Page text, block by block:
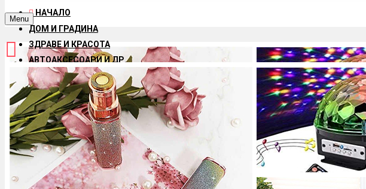
НАЧАЛО
ДОМ И ГРАДИНА
ЗДРАВЕ И КРАСОТА
АВТОАКСЕСОАРИ И ДР.
ДЕТСКИ ИГРАЧКИ
АКСЕСОАРИ ЗА ТЕЛЕФОНИ И ТАБЛЕТИ
ЗА ДОМАШНИЯ ЛЮБИМЕЦ
HOT OFFERS
Menu